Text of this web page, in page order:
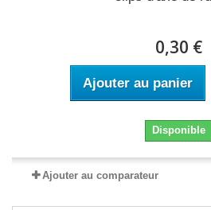
0,30 €
Ajouter au panier
Disponible
Ajouter au comparateur